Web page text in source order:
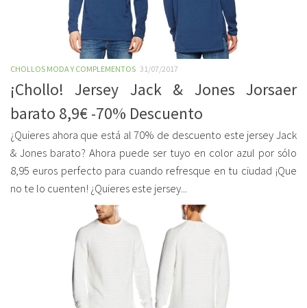
CHOLLOS MODA Y COMPLEMENTOS 31/07/2017
¡Chollo! Jersey Jack & Jones Jorsaer
barato 8,9€ -70% Descuento
¿Quieres ahora que está al 70% de descuento este jersey Jack
& Jones barato? Ahora puede ser tuyo en color azul por sólo
8,95 euros perfecto para cuando refresque en tu ciudad ¡Que
no te lo cuenten! ¿Quieres este jersey...